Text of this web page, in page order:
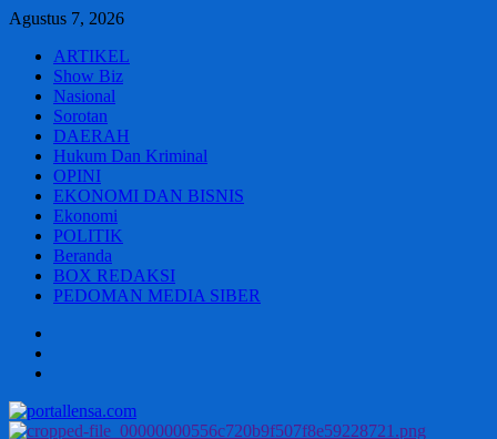
Skip
content
Agustus 7, 2026
ARTIKEL
Show Biz
Nasional
Sorotan
DAERAH
Hukum Dan Kriminal
OPINI
EKONOMI DAN BISNIS
Ekonomi
POLITIK
Beranda
BOX REDAKSI
PEDOMAN MEDIA SIBER
SIBER